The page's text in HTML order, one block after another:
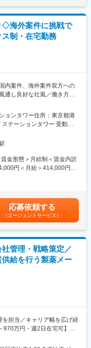
出張は年1～2回あります。
日出勤があります
、最先端の技術開発に触れ
重く、特許実務が事業に与
斐を感じていただくことが
案件において特許の価値評
た経営に近い業務に参画す
タイム
、日々の就業時間の管理を
を推進
をしてきた当社。国産初の
万点以上の製品を160以上の
、グローバル売上比率
グローバル総合医療機器メ
らの5か年成長戦略
ーションへ」という中長期
かつ包括的なソリューショ
に貢献し企業価値の最大化
◇海外案件に挑戦で
制・在宅勤務
内案件、海外案件双方への
通し良好な社風／働き方◎
種投資や提携案件支援
託契約などの契約審査を中
争への対応
ング
どの法律問題に関するアド
分けることなく、様々な案
事業提携においては、ダイ
ともあり、様々なバックグ
ど利用されております。
）
す。
ョンタワー住所：東京都港
テーションタワー 受動喫
の範囲：会社の定める事業
金形態＞月給制＜賃金内訳
円＜月給＞414,000円～
能性があります。月給(月額)
応募依頼する
（エージェントサービス）
管理・戦略策定／
給を行う製薬メー
を担当／キャリア幅を広げ経
万円・週2日在宅可】